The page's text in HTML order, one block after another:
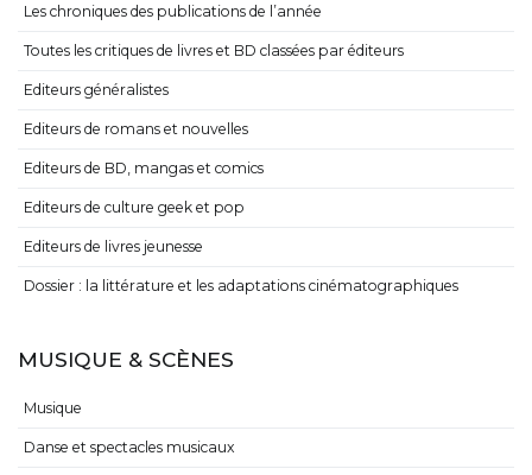
Les chroniques des publications de l’année
Toutes les critiques de livres et BD classées par éditeurs
Editeurs généralistes
Editeurs de romans et nouvelles
Editeurs de BD, mangas et comics
Editeurs de culture geek et pop
Editeurs de livres jeunesse
Dossier : la littérature et les adaptations cinématographiques
MUSIQUE & SCÈNES
Musique
Danse et spectacles musicaux